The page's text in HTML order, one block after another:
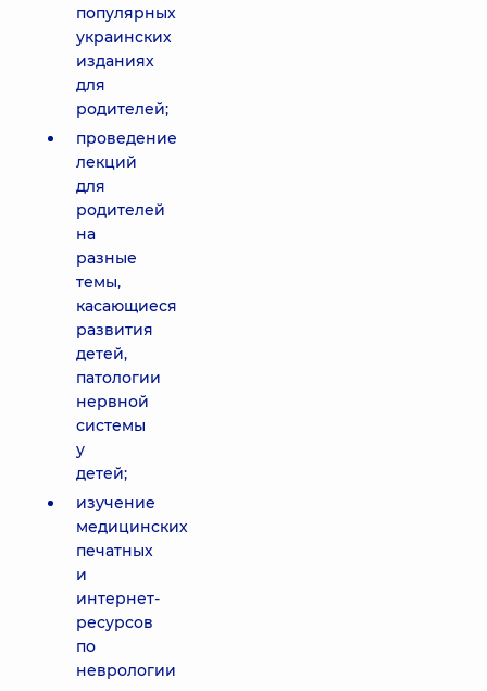
популярных
украинских
изданиях
для
родителей;
проведение
лекций
для
родителей
на
разные
темы,
касающиеся
развития
детей,
патологии
нервной
системы
у
детей;
изучение
медицинских
печатных
и
интернет-
ресурсов
по
неврологии